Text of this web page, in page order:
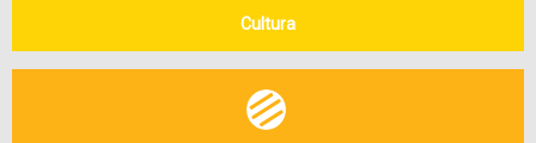
Cultura